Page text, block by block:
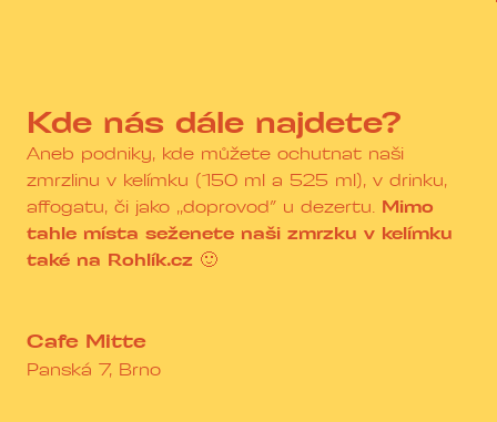
Kde nás dále najdete?
Aneb podniky, kde můžete ochutnat naši
zmrzlinu v kelímku (150 ml a 525 ml), v drinku,
affogatu, či jako ,,doprovod” u dezertu. Mimo
tahle místa seženete naši zmrzku v kelímku
také na Rohlík.cz 🙂
Cafe Mitte
Panská 7, Brno